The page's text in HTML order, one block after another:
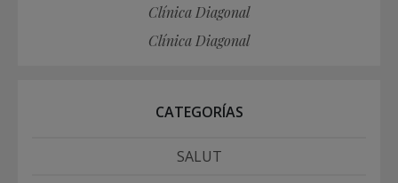
Clínica Diagonal
Clínica Diagonal
CATEGORÍAS
SALUT